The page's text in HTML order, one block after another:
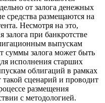
от залога денежных
средства размещаются на
Несмотря на это,
залога при банкротстве
выпускам
суммы залога может быть
исполнения старших
облигаций в рамках
сценарий и проводит
размещения
с методологией.